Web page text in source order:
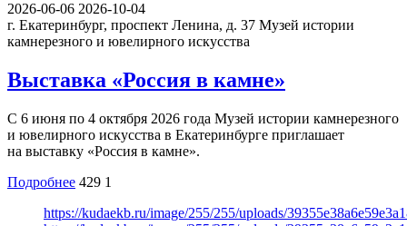
2026-06-06 2026-10-04
г. Екатеринбург, проспект Ленина, д. 37 Музей истории
камнерезного и ювелирного искусства
Выставка «Россия в камне»
С 6 июня по 4 октября 2026 года Музей истории камнерезного
и ювелирного искусства в Екатеринбурге приглашает
на выставку «Россия в камне».
Подробнее 429 1
https://kudaekb.ru/image/255/255/uploads/